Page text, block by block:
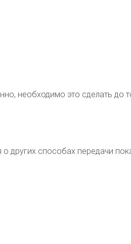
необходимо это сделать
способах передачи